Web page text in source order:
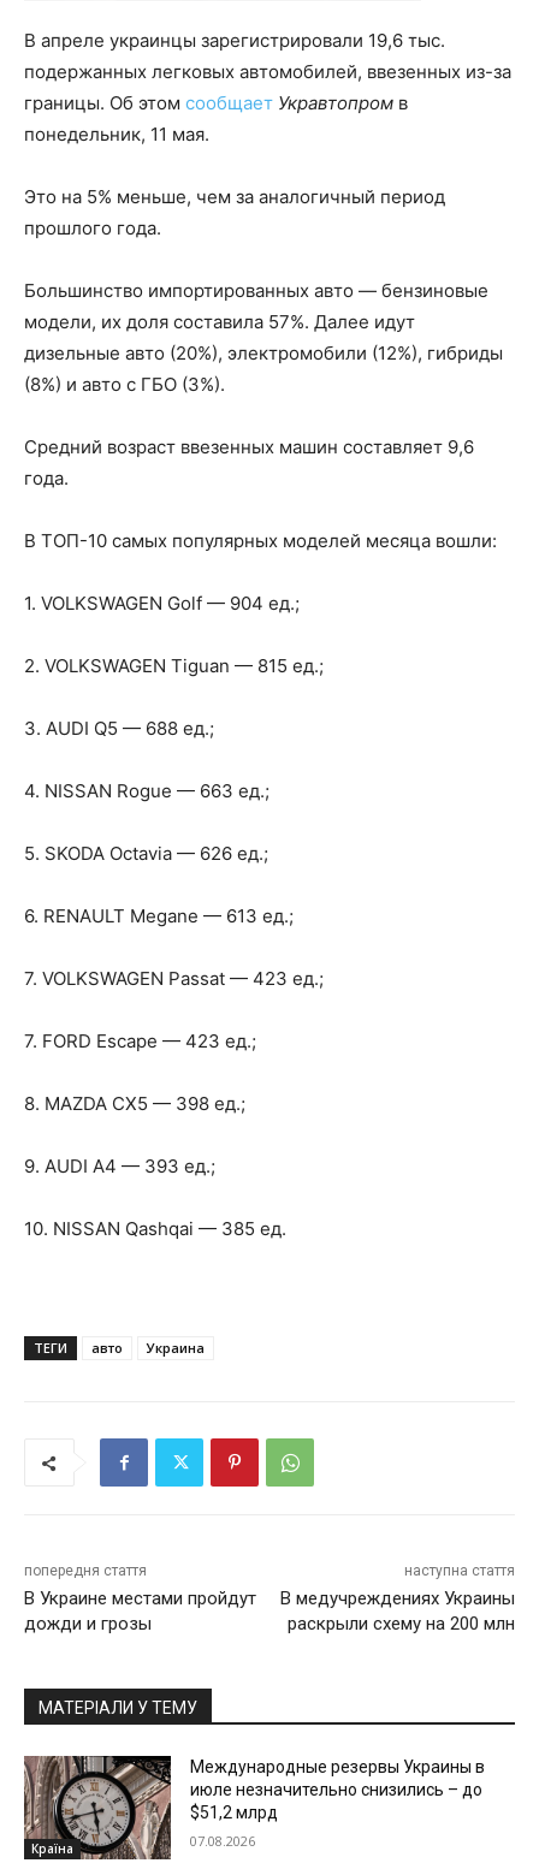
В апреле украинцы зарегистрировали 19,6 тыс.
подержанных легковых автомобилей, ввезенных из-за
границы. Об этом сообщает Укравтопром в
понедельник, 11 мая.
Это на 5% меньше, чем за аналогичный период
прошлого года.
Большинство импортированных авто — бензиновые
модели, их доля составила 57%. Далее идут
дизельные авто (20%), электромобили (12%), гибриды
(8%) и авто с ГБО (3%).
Средний возраст ввезенных машин составляет 9,6
года.
В ТОП-10 самых популярных моделей месяца вошли:
1. VOLKSWAGEN Golf — 904 ед.;
2. VOLKSWAGEN Tiguan — 815 ед.;
3. AUDI Q5 — 688 ед.;
4. NISSAN Rogue — 663 ед.;
5. SKODA Octavia — 626 ед.;
6. RENAULT Megane — 613 ед.;
7. VOLKSWAGEN Passat — 423 ед.;
7. FORD Escape — 423 ед.;
8. MAZDA CX5 — 398 ед.;
9. AUDI A4 — 393 ед.;
10. NISSAN Qashqai — 385 ед.
ТЕГИ авто Украина
попередня стаття
В Украине местами пройдут
дожди и грозы
наступна стаття
В медучреждениях Украины
раскрыли схему на 200 млн
МАТЕРІАЛИ У ТЕМУ
Країна
Международные резервы Украины в
июле незначительно снизились – до
$51,2 млрд
07.08.2026